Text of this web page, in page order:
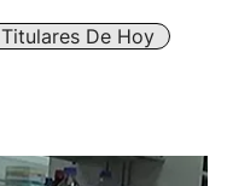
Titulares De Hoy